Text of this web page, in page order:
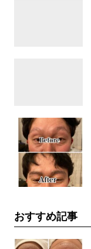
おすすめ記事